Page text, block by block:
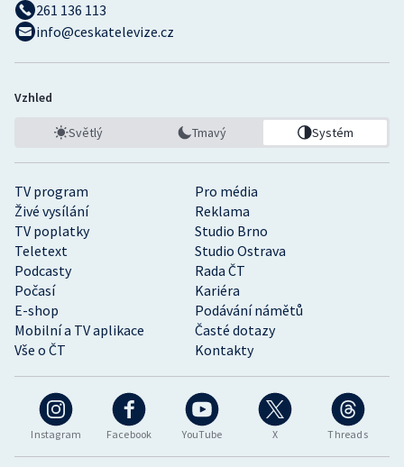
Instagram Facebook YouTube X Threads
TV program
Pro média
Živé vysílání
Reklama
TV poplatky
Studio Brno
Teletext
Studio Ostrava
Podcasty
Rada ČT
Počasí
Kariéra
E-shop
Podávání námětů
Mobilní a TV aplikace
Časté dotazy
Vše o ČT
Kontakty
261 136 113
info@ceskatelevize.cz
Vzhled
Světlý Tmavý Systém